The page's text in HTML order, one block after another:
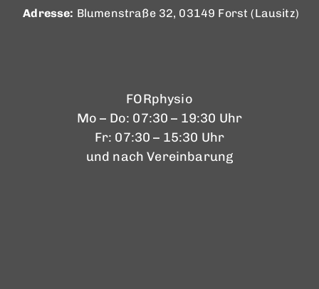
Adresse: Blumenstraße 32, 03149 Forst (Lausitz)
FORphysio
Mo – Do: 07:30 – 19:30 Uhr
Fr: 07:30 – 15:30 Uhr
und nach Vereinbarung